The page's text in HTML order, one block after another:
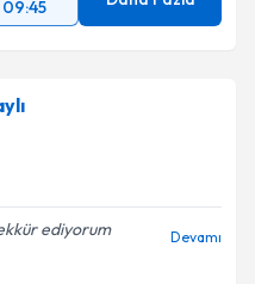
09:45
ediyorum
Devamı